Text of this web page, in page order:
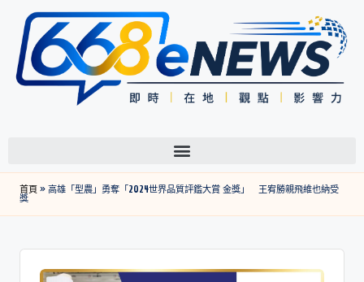
首頁»高雄「型農」勇奪「2024世界品質評鑑大賞 金獎」 王宥勝親飛維也納受
獎